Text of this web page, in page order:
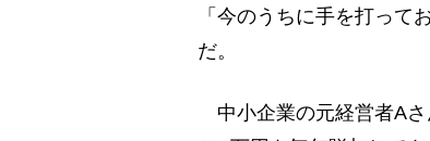
「今のうちに手を打って
だ。
中小企業の元経営者Aさ